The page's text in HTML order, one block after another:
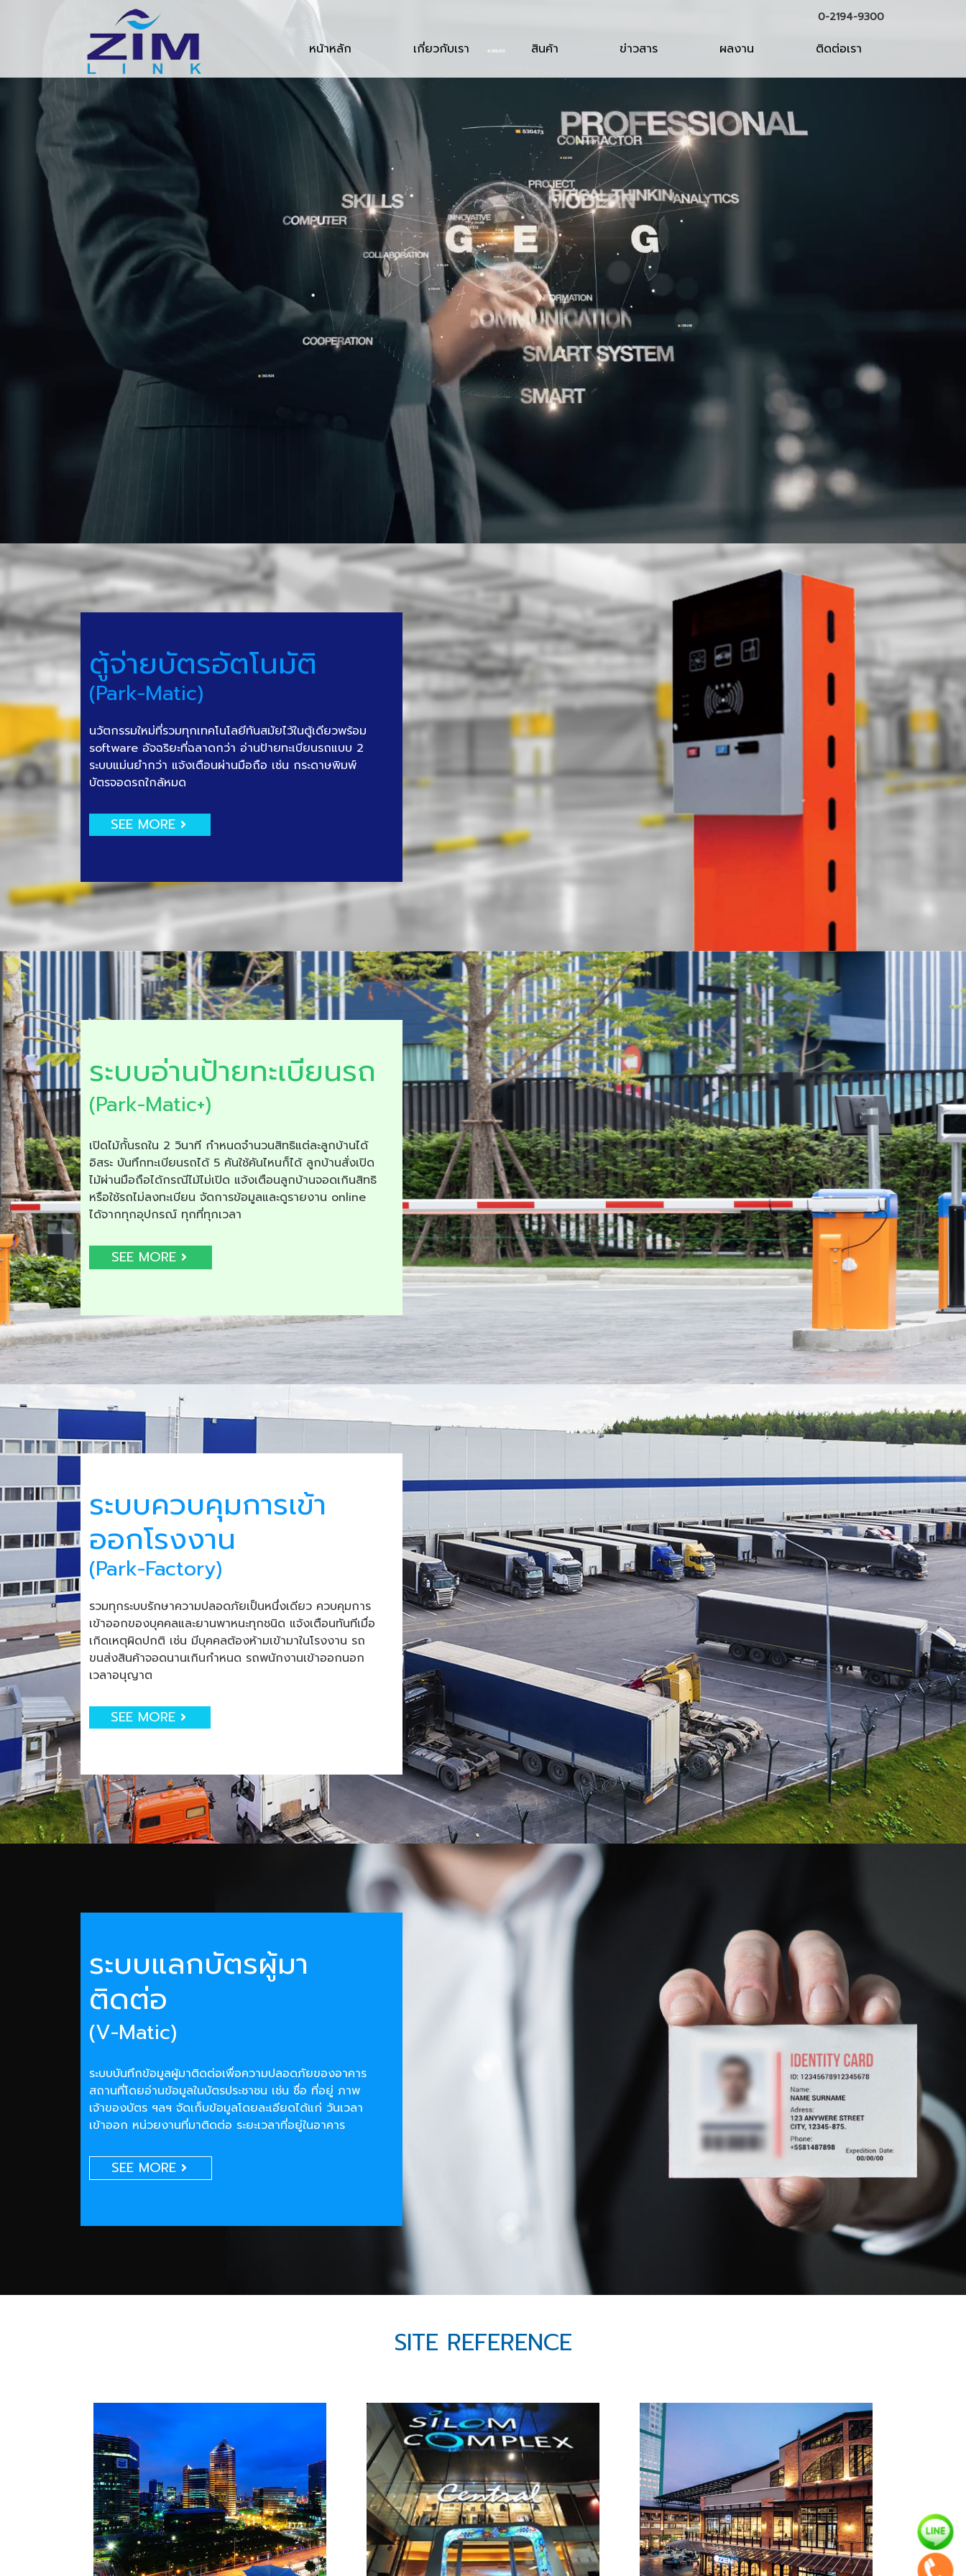
0-2194-9300
หน้าหลัก เกี่ยวกับเรา สินค้า ข่าวสาร ผลงาน ติดต่อเรา
ตู้จ่ายบัตรอัตโนมัติ
(Park-Matic)
นวัตกรรมใหม่ที่รวมทุกเทคโนโลยีทันสมัยไว้ในตู้เดียวพร้อม
software อัจฉริยะที่ฉลาดกว่า อ่านป้ายทะเบียนรถแบบ 2
ระบบแม่นยำกว่า แจ้งเตือนผ่านมือถือ เช่น กระดาษพิมพ์
บัตรจอดรถใกล้หมด
SEE MORE
ระบบอ่านป้ายทะเบียนรถ
(Park-Matic+)
เปิดไม้กั้นรถใน 2 วินาที กำหนดจำนวนสิทธิแต่ละลูกบ้านได้
อิสระ บันทึกทะเบียนรถได้ 5 คันใช้คันไหนก็ได้ ลูกบ้านสั่งเปิด
ไม้ผ่านมือถือได้กรณีไม้ไม่เปิด แจ้งเตือนลูกบ้านจอดเกินสิทธิ
หรือใช้รถไม่ลงทะเบียน จัดการข้อมูลและดูรายงาน online
ได้จากทุกอุปกรณ์ ทุกที่ทุกเวลา
SEE MORE
ระบบควบคุมการเข้า
ออกโรงงาน
(Park-Factory)
รวมทุกระบบรักษาความปลอดภัยเป็นหนึ่งเดียว ควบคุมการ
เข้าออกของบุคคลและยานพาหนะทุกชนิด แจ้งเตือนทันทีเมื่อ
เกิดเหตุผิดปกติ เช่น มีบุคคลต้องห้ามเข้ามาในโรงงาน รถ
ขนส่งสินค้าจอดนานเกินกำหนด รถพนักงานเข้าออกนอก
เวลาอนุญาต
SEE MORE
ระบบแลกบัตรผู้มา
ติดต่อ
(V-Matic)
ระบบบันทึกข้อมูลผู้มาติดต่อเพื่อความปลอดภัยของอาคาร
สถานที่โดยอ่านข้อมูลในบัตรประชาชน เช่น ชื่อ ที่อยู่ ภาพ
เจ้าของบัตร ฯลฯ จัดเก็บข้อมูลโดยละเอียดได้แก่ วันเวลา
เข้าออก หน่วยงานที่มาติดต่อ ระยะเวลาที่อยู่ในอาคาร
SEE MORE
SITE REFERENCE